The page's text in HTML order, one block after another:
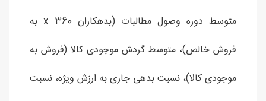
متوسط دوره وصول مطالبات (بدهکاران x 360 به
فروش خالص)، متوسط گردش موجودی کالا (فروش به
موجودی کالا)، نسبت بدهی جاری به ارزش ویژه، نسبت